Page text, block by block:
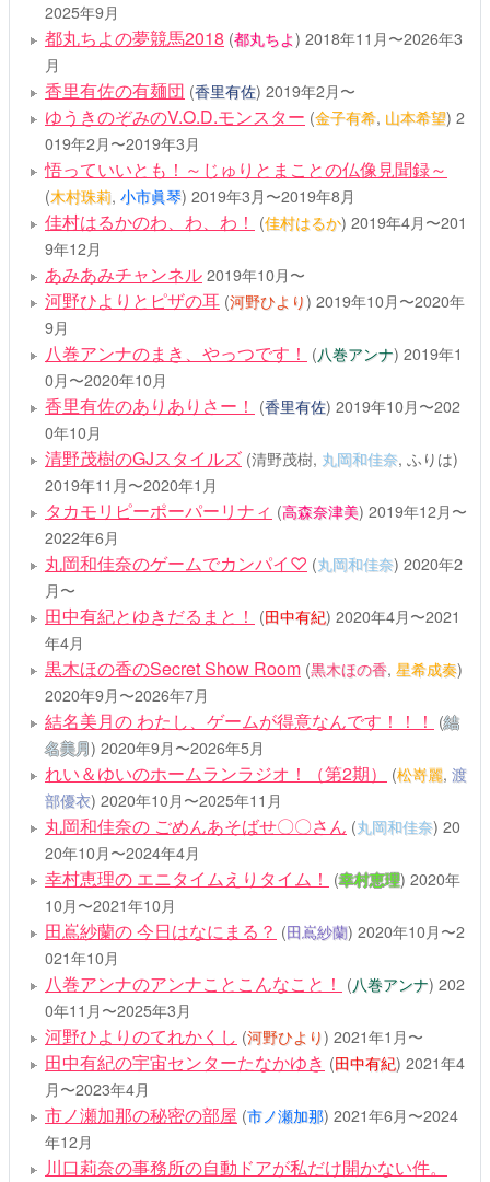
2025年9月
都丸ちよの夢競馬2018 (都丸ちよ) 2018年11月〜2026年3
月
香里有佐の有麺団 (香里有佐) 2019年2月〜
ゆうきのぞみのV.O.D.モンスター (金子有希, 山本希望) 2
019年2月〜2019年3月
悟っていいとも！～じゅりとまことの仏像見聞録～
(木村珠莉, 小市眞琴) 2019年3月〜2019年8月
佳村はるかのわ、わ、わ！ (佳村はるか) 2019年4月〜201
9年12月
あみあみチャンネル 2019年10月〜
河野ひよりとピザの耳 (河野ひより) 2019年10月〜2020年
9月
八巻アンナのまき、やっつです！ (八巻アンナ) 2019年1
0月〜2020年10月
香里有佐のありありさー！ (香里有佐) 2019年10月〜202
0年10月
清野茂樹のGJスタイルズ (清野茂樹, 丸岡和佳奈, ふりは)
2019年11月〜2020年1月
タカモリピーポーパーリナィ (高森奈津美) 2019年12月〜
2022年6月
丸岡和佳奈のゲームでカンパイ♡ (丸岡和佳奈) 2020年2
月〜
田中有紀とゆきだるまと！ (田中有紀) 2020年4月〜2021
年4月
黒木ほの香のSecret Show Room (黒木ほの香, 星希成奏)
2020年9月〜2026年7月
結名美月の わたし、ゲームが得意なんです！！！ (結
名美月) 2020年9月〜2026年5月
れい＆ゆいのホームランラジオ！（第2期） (松嵜麗, 渡
部優衣) 2020年10月〜2025年11月
丸岡和佳奈の ごめんあそばせ〇〇さん (丸岡和佳奈) 20
20年10月〜2024年4月
幸村恵理の エニタイムえりタイム！ (幸村恵理) 2020年
10月〜2021年10月
田嶌紗蘭の 今日はなにまる？ (田嶌紗蘭) 2020年10月〜2
021年10月
八巻アンナのアンナことこんなこと！ (八巻アンナ) 202
0年11月〜2025年3月
河野ひよりのてれかくし (河野ひより) 2021年1月〜
田中有紀の宇宙センターたなかゆき (田中有紀) 2021年4
月〜2023年4月
市ノ瀬加那の秘密の部屋 (市ノ瀬加那) 2021年6月〜2024
年12月
川口莉奈の事務所の自動ドアが私だけ開かない件。